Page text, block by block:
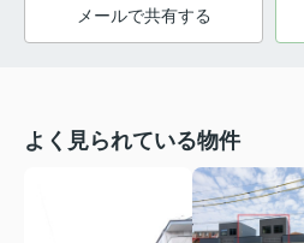
メールで共有する
よく見られている物件